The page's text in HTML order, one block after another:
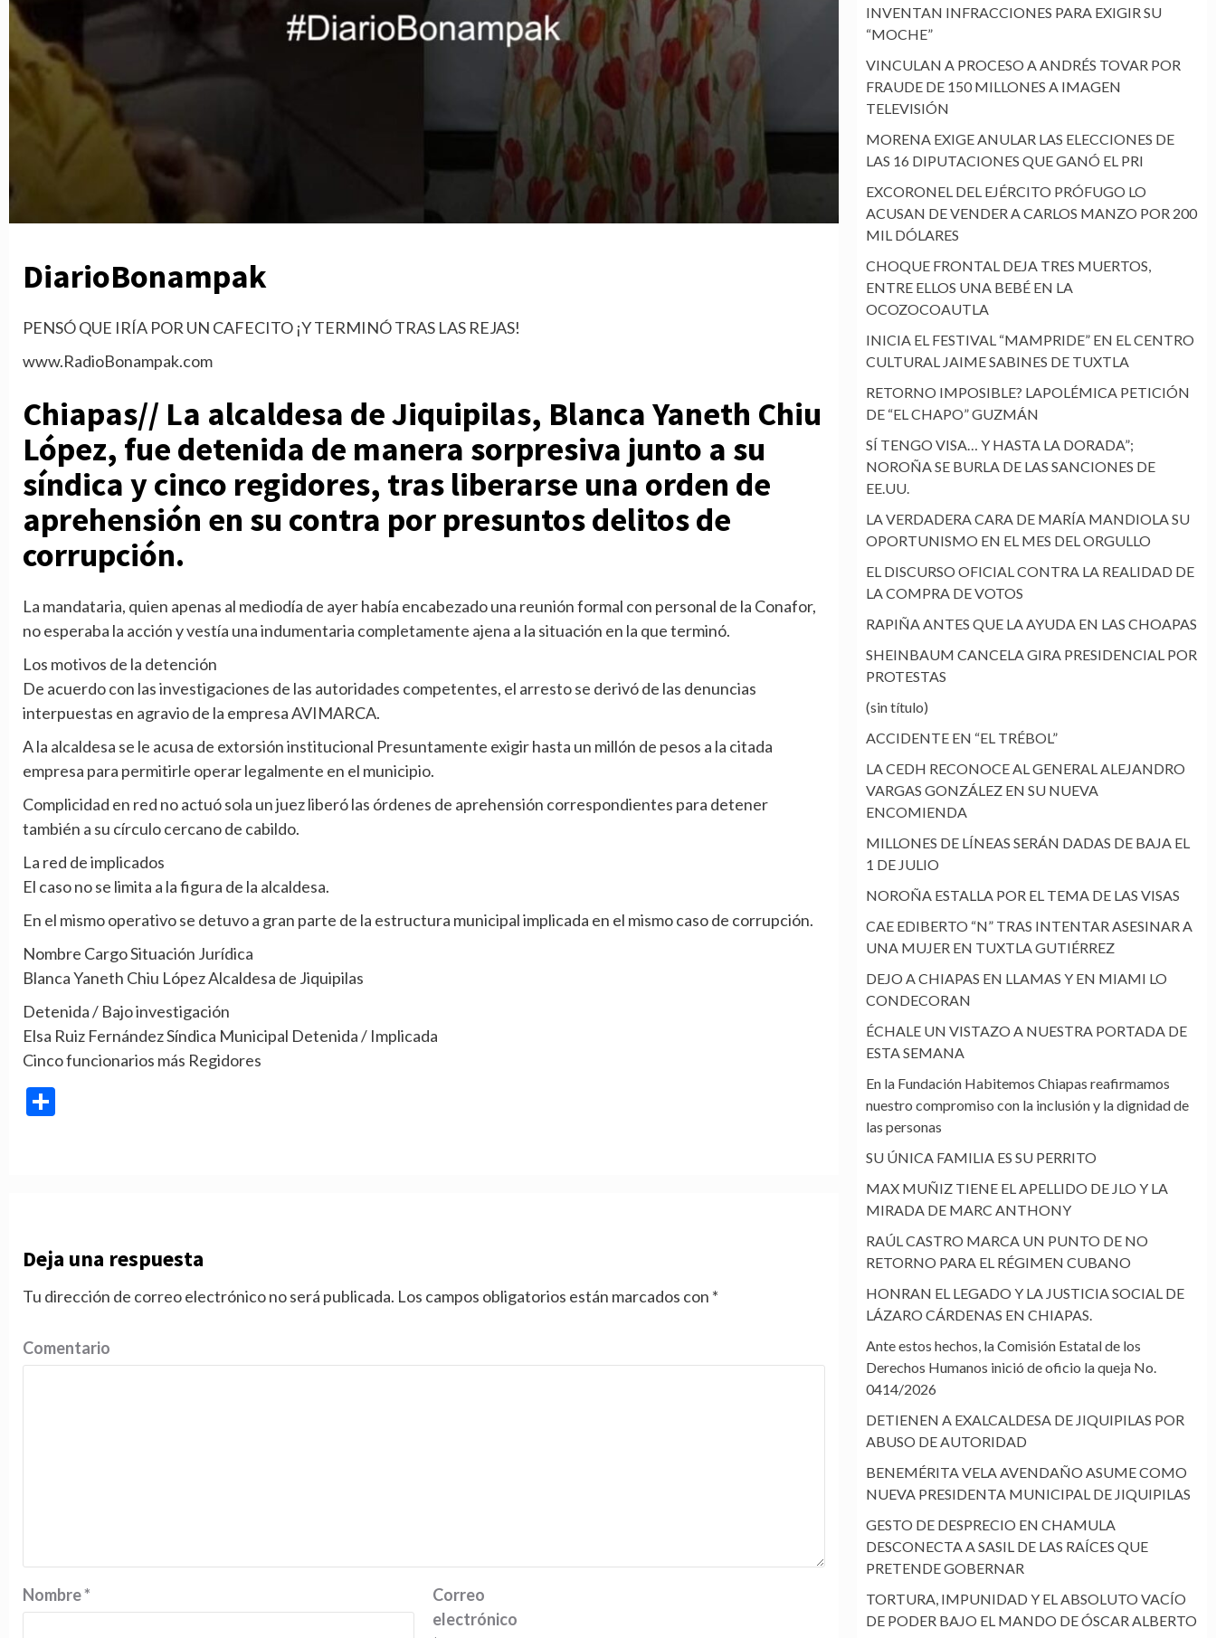
DiarioBonampak
PENSÓ QUE IRÍA POR UN CAFECITO ¡Y TERMINÓ TRAS LAS REJAS!
www.RadioBonampak.com
Chiapas// La alcaldesa de Jiquipilas, Blanca Yaneth Chiu
López, fue detenida de manera sorpresiva junto a su
síndica y cinco regidores, tras liberarse una orden de
aprehensión en su contra por presuntos delitos de
corrupción.
La mandataria, quien apenas al mediodía de ayer había encabezado una reunión formal con personal de la Conafor,
no esperaba la acción y vestía una indumentaria completamente ajena a la situación en la que terminó.
Los motivos de la detención
De acuerdo con las investigaciones de las autoridades competentes, el arresto se derivó de las denuncias
interpuestas en agravio de la empresa AVIMARCA.
A la alcaldesa se le acusa de extorsión institucional Presuntamente exigir hasta un millón de pesos a la citada
empresa para permitirle operar legalmente en el municipio.
Complicidad en red no actuó sola un juez liberó las órdenes de aprehensión correspondientes para detener
también a su círculo cercano de cabildo.
La red de implicados
El caso no se limita a la figura de la alcaldesa.
En el mismo operativo se detuvo a gran parte de la estructura municipal implicada en el mismo caso de corrupción.
Nombre Cargo Situación Jurídica
Blanca Yaneth Chiu López Alcaldesa de Jiquipilas
Detenida / Bajo investigación
Elsa Ruiz Fernández Síndica Municipal Detenida / Implicada
Cinco funcionarios más Regidores
Deja una respuesta
Tu dirección de correo electrónico no será publicada. Los campos obligatorios están marcados con *
Comentario
Nombre*
Correo
electrónico
INVENTAN INFRACCIONES PARA EXIGIR SU
“MOCHE”
VINCULAN A PROCESO A ANDRÉS TOVAR POR
FRAUDE DE 150 MILLONES A IMAGEN
TELEVISIÓN
MORENA EXIGE ANULAR LAS ELECCIONES DE
LAS 16 DIPUTACIONES QUE GANÓ EL PRI
EXCORONEL DEL EJÉRCITO PRÓFUGO LO
ACUSAN DE VENDER A CARLOS MANZO POR 200
MIL DÓLARES
CHOQUE FRONTAL DEJA TRES MUERTOS,
ENTRE ELLOS UNA BEBÉ EN LA
OCOZOCOAUTLA
INICIA EL FESTIVAL “MAMPRIDE” EN EL CENTRO
CULTURAL JAIME SABINES DE TUXTLA
RETORNO IMPOSIBLE? LAPOLÉMICA PETICIÓN
DE “EL CHAPO” GUZMÁN
SÍ TENGO VISA… Y HASTA LA DORADA”;
NOROÑA SE BURLA DE LAS SANCIONES DE
EE.UU.
LA VERDADERA CARA DE MARÍA MANDIOLA SU
OPORTUNISMO EN EL MES DEL ORGULLO
EL DISCURSO OFICIAL CONTRA LA REALIDAD DE
LA COMPRA DE VOTOS
RAPIÑA ANTES QUE LA AYUDA EN LAS CHOAPAS
SHEINBAUM CANCELA GIRA PRESIDENCIAL POR
PROTESTAS
(sin título)
ACCIDENTE EN “EL TRÉBOL”
LA CEDH RECONOCE AL GENERAL ALEJANDRO
VARGAS GONZÁLEZ EN SU NUEVA
ENCOMIENDA
MILLONES DE LÍNEAS SERÁN DADAS DE BAJA EL
1 DE JULIO
NOROÑA ESTALLA POR EL TEMA DE LAS VISAS
CAE EDIBERTO “N” TRAS INTENTAR ASESINAR A
UNA MUJER EN TUXTLA GUTIÉRREZ
DEJO A CHIAPAS EN LLAMAS Y EN MIAMI LO
CONDECORAN
ÉCHALE UN VISTAZO A NUESTRA PORTADA DE
ESTA SEMANA
En la Fundación Habitemos Chiapas reafirmamos
nuestro compromiso con la inclusión y la dignidad de
las personas
SU ÚNICA FAMILIA ES SU PERRITO
MAX MUÑIZ TIENE EL APELLIDO DE JLO Y LA
MIRADA DE MARC ANTHONY
RAÚL CASTRO MARCA UN PUNTO DE NO
RETORNO PARA EL RÉGIMEN CUBANO
HONRAN EL LEGADO Y LA JUSTICIA SOCIAL DE
LÁZARO CÁRDENAS EN CHIAPAS.
Ante estos hechos, la Comisión Estatal de los
Derechos Humanos inició de oficio la queja No.
0414/2026
DETIENEN A EXALCALDESA DE JIQUIPILAS POR
ABUSO DE AUTORIDAD
BENEMÉRITA VELA AVENDAÑO ASUME COMO
NUEVA PRESIDENTA MUNICIPAL DE JIQUIPILAS
GESTO DE DESPRECIO EN CHAMULA
DESCONECTA A SASIL DE LAS RAÍCES QUE
PRETENDE GOBERNAR
TORTURA, IMPUNIDAD Y EL ABSOLUTO VACÍO
DE PODER BAJO EL MANDO DE ÓSCAR ALBERTO